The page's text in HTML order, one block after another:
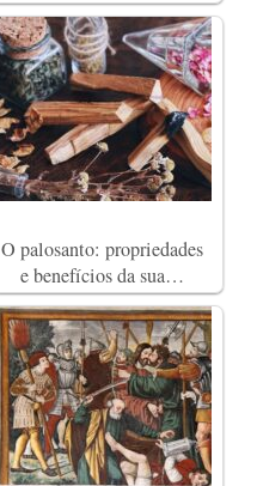
O palosanto: propriedades
e benefícios da sua…